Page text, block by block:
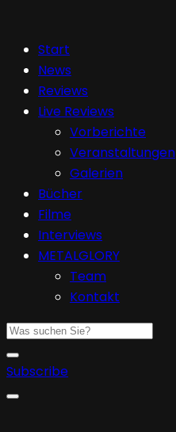
Start
News
Reviews
Live Reviews
Vorberichte
Veranstaltungen
Galerien
Bücher
Filme
Interviews
METALGLORY
Team
Kontakt
Subscribe